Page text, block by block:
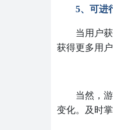
5、可进
当用户
获得更多用
当然，
变化。及时